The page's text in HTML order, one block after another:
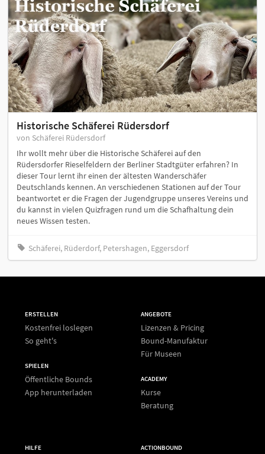
Historische Schäferei Rüdersdorf
von Schäferei Rüdersdorf
Ihr wollt mehr über die Historische Schäferei auf den
Rüdersdorfer Rieselfeldern der Berliner Stadtgüter erfahren? In
dieser Tour lernt ihr einen der ältesten Wanderschäfer
Deutschlands kennen. An verschiedenen Stationen auf der Tour
beantwortet er die Fragen der Jugendgruppe unseres Vereins und
du kannst in vielen Quizfragen rund um die Schafhaltung dein
neues Wissen testen.
Schäferei, Rüderdorf, Petershagen, Eggersdorf
ERSTELLEN
Kostenfrei loslegen
So geht's
SPIELEN
Öffentliche Bounds
App herunterladen
ANGEBOTE
Lizenzen & Pricing
Bound-Manufaktur
Für Museen
ACADEMY
Kurse
Beratung
HILFE ACTIONBOUND